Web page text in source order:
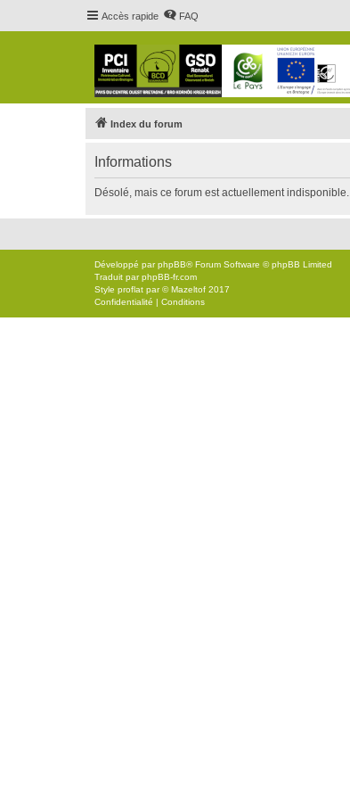
Accès rapide FAQ
Index du forum
Informations
Désolé, mais ce forum est actuellement indisponible.
Développé parphpBB® Forum Software © phpBB Limited
Traduit parphpBB-fr.com
Style proflat par ©Mazeltof 2017
Confidentialité | Conditions